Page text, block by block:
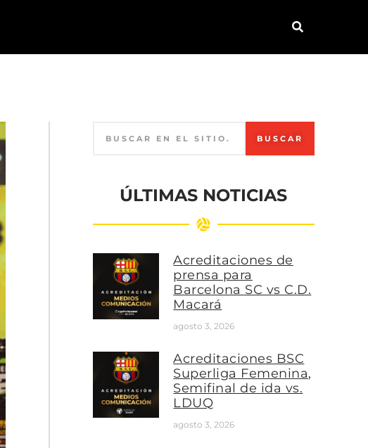
BUSCAR
ÚLTIMAS NOTICIAS
Acreditaciones de
prensa para
Barcelona SC vs C.D.
Macará
agosto 3, 2026
Acreditaciones BSC
Superliga Femenina,
Semifinal de ida vs.
LDUQ
agosto 3, 2026